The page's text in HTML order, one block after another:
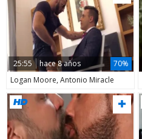
25:55 hace 8 años
70%
Logan Moore, Antonio Miracle